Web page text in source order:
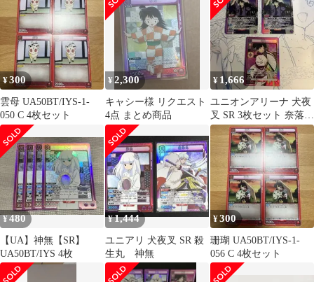
¥300
雲母 UA50BT/IYS-1-
050 C 4枚セット
¥2,300
キャシー様 リクエスト
4点 まとめ商品
¥ 1,666
ユニオンアリーナ 犬夜
叉 SR 3枚セット 奈落
神楽UA50BT 犬夜叉
¥480
【UA】神無【SR】
UA50BT/IYS 4枚
¥1,444
ユニアリ 犬夜叉 SR 殺
生丸 神無
¥300
珊瑚 UA50BT/IYS-1-
056 C 4枚セット